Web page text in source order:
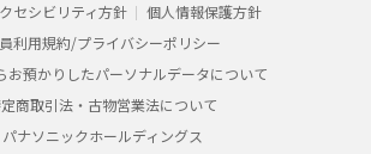
セシビリティ方針
個人情報保護方針
利用規約/プライバシーポリシー
お預かりしたパーソナルデータについて
商取引法・古物営業法について
パナソニックホールディングス